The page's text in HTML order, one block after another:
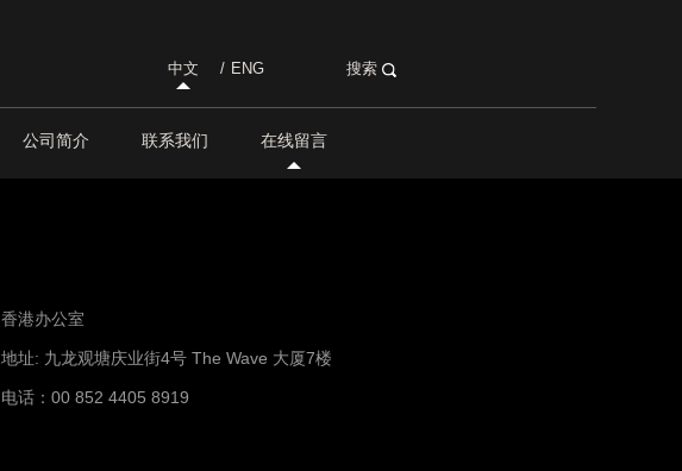
中文 / ENG 搜索
公司简介 联系我们 在线留言
香港办公室
地址: 九龙观塘庆业街4号 The Wave 大厦7楼
电话：00 852 4405 8919